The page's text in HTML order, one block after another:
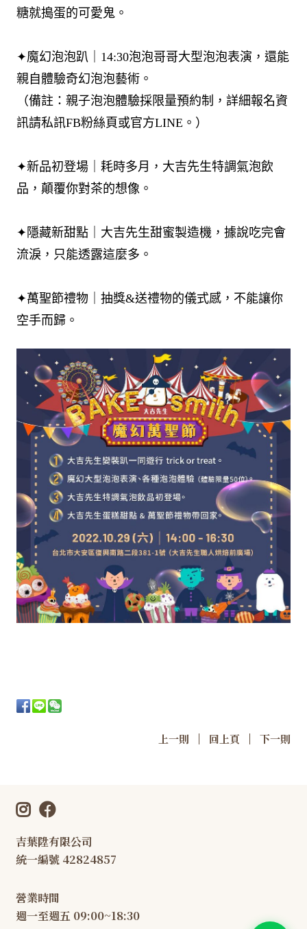
糖就搗蛋的可愛鬼。​
✦魔幻泡泡趴｜14:30泡泡哥哥大型泡泡表演，還能
親自體驗奇幻泡泡藝術。​
（備註：親子泡泡體驗採限量預約制，詳細報名資
訊請私訊FB粉絲頁或官方LINE。）​
✦新品初登場｜耗時多月，大吉先生特調氣泡飲
品，顛覆你對茶的想像。​
✦隱藏新甜點｜大吉先生甜蜜製造機，據說吃完會
流淚，只能透露這麼多。​
✦萬聖節禮物｜抽獎&送禮物的儀式感，不能讓你
空手而歸。
上一則 | 回上頁 |下一則
吉葉陞有限公司
統一編號 42824857
營業時間
週一至週五 09:00~18:30